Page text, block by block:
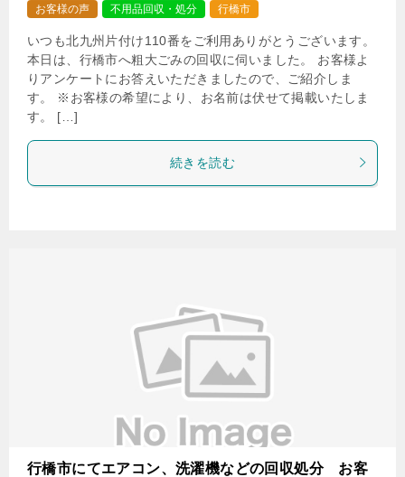
お客様の声
不用品回収・処分 行橋市
いつも北九州片付け110番をご利用ありがとうございます。
本日は、行橋市へ粗大ごみの回収に伺いました。 お客様よ
りアンケートにお答えいただきましたので、ご紹介しま
す。 ※お客様の希望により、お名前は伏せて掲載いたしま
す。 […]
続きを読む
行橋市にてエアコン、洗濯機などの回収処分 お客